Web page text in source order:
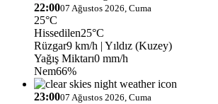
22:0007 Ağustos 2026, Cuma
25°C
Hissedilen25°C
Rüzgar9 km/h | Yıldız (Kuzey)
Yağış Miktarı0 mm/h
Nem66%
23:0007 Ağustos 2026, Cuma